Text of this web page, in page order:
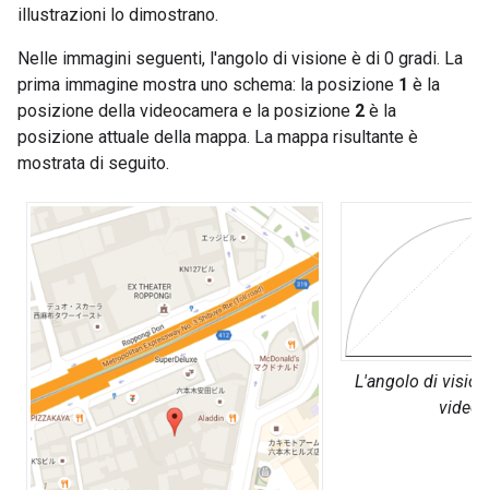
illustrazioni lo dimostrano.
Nelle immagini seguenti, l'angolo di visione è di 0 gradi. La
prima immagine mostra uno schema: la posizione 1 è la
posizione della videocamera e la posizione 2 è la
posizione attuale della mappa. La mappa risultante è
mostrata di seguito.
L'angolo di